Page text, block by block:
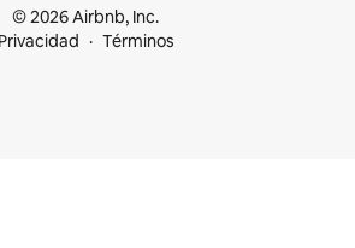
© 2026 Airbnb, Inc.
Privacidad
Términos